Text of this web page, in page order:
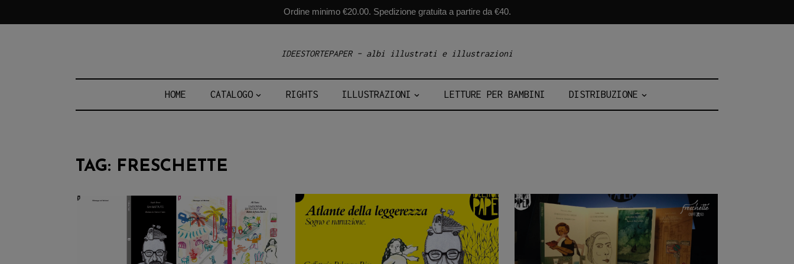
Ordine minimo €20.00. Spedizione gratuita a partire da €40.
IDEESTORTEPAPER – albi illustrati e illustrazioni
HOME CATALOGO RIGHTS ILLUSTRAZIONI LETTURE PER BAMBINI DISTRIBUZIONE
TAG: FRESCHETTE